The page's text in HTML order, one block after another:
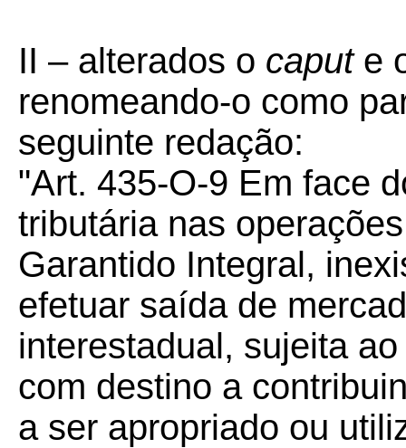
II – alterados o capute
renomeando-o como
seguinte redação:
"Art. 435-O-9 Em face
tributária nas
Garantido Integral,
efetuar saída de
interestadual, sujeita
com destino a
a ser apropriado ou